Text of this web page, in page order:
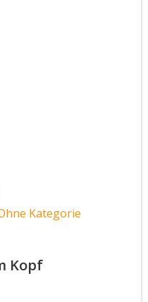
Kategorie
Kopf